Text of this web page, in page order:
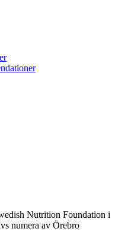
Nutrition Foundation i
numera av Örebro